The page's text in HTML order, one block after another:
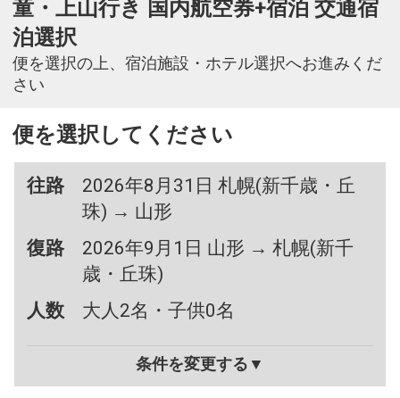
童・上山行き 国内航空券+宿泊 交通宿
泊選択
便を選択の上、宿泊施設・ホテル選択へお進みくだ
さい
便を選択してください
往路
2026年8月31日 札幌(新千歳・丘
珠) → 山形
復路
2026年9月1日 山形 → 札幌(新千
歳・丘珠)
人数
大人2名・子供0名
条件を変更する▼